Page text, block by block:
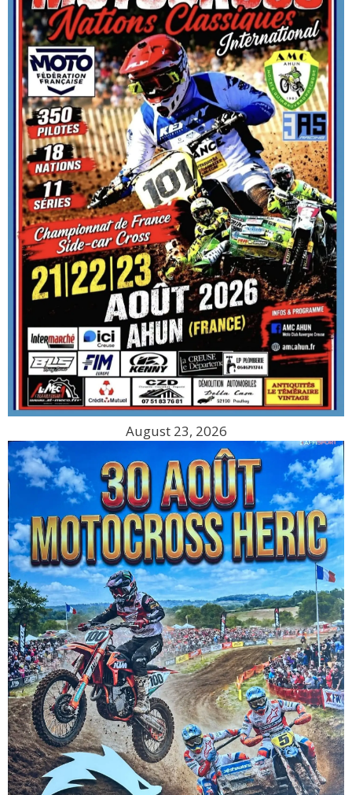
August 23, 2026